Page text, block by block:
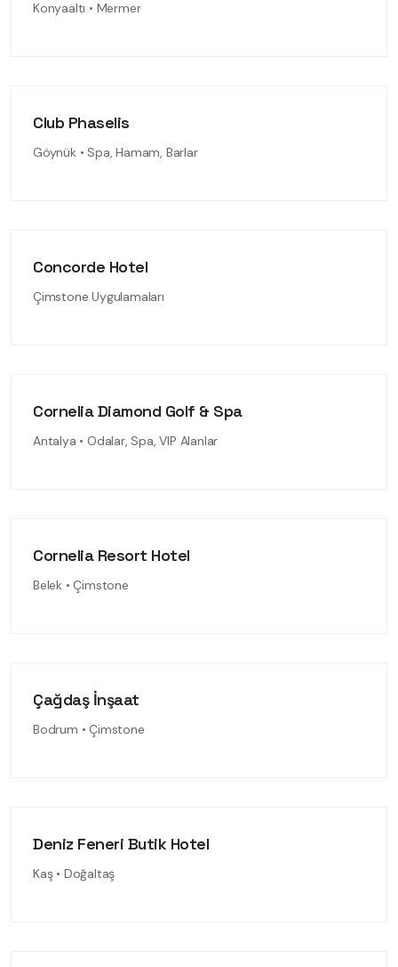
Konyaaltı • Mermer
Club Phaselis
Göynük • Spa, Hamam, Barlar
Concorde Hotel
Çimstone Uygulamaları
Cornelia Diamond Golf & Spa
Antalya • Odalar, Spa, VIP Alanlar
Cornelia Resort Hotel
Belek • Çimstone
Çağdaş İnşaat
Bodrum • Çimstone
Deniz Feneri Butik Hotel
Kaş • Doğaltaş